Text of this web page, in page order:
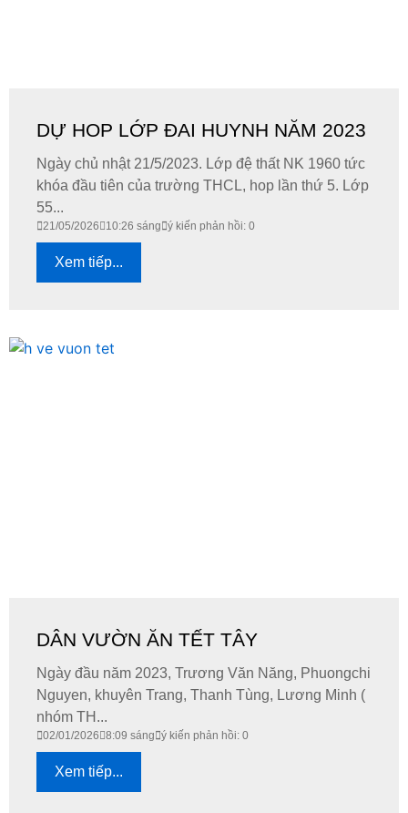
DỰ HOP LỚP ĐAI HUYNH NĂM 2023
Ngày chủ nhật 21/5/2023. Lớp đệ thất NK 1960 tức
khóa đầu tiên của trường THCL, hop lần thứ 5. Lớp
55...
21/05/2026 10:26 sáng ý kiến phản hồi: 0
Xem tiếp...
DÂN VƯỜN ĂN TẾT TÂY
Ngày đầu năm 2023, Trương Văn Năng, Phuongchi
Nguyen, khuyên Trang, Thanh Tùng, Lương Minh (
nhóm TH...
02/01/2026 8:09 sáng ý kiến phản hồi: 0
Xem tiếp...